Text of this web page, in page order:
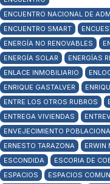
ENCUENTRO NACIONAL DE
ENCUENTRO SMART
ENERGÍA NO RENOVABLES
ENERGÍA SOLAR
ENERGÍAS
ENLACE INMOBILIARIO
ENRIQUE GASTALVER
ENTRE LOS OTROS RUBROS
ENTREGA VIVIENDAS
ENVEJECIMIENTO
ERNESTO TARAZONA
ERWIN
ESCONDIDA
ESCORIA DE
ESPACIOS
ESPACIOS